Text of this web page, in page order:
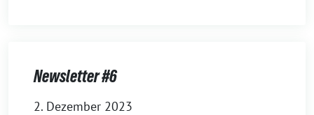
Newsletter #6
2. Dezember 2023